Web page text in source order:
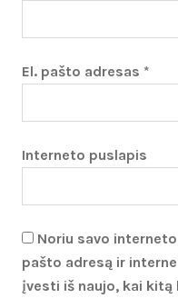
El. pašto adresas *
Interneto puslapis
Noriu savo
pašto adresą ir
įvesti iš naujo, kai kitą